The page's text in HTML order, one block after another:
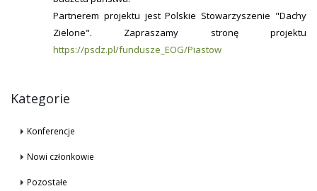
Partnerem projektu jest Polskie Stowarzyszenie "Dachy
Zielone". Zapraszamy stronę projektu
https://psdz.pl/fundusze_EOG/Piastow
Kategorie
Konferencje
Nowi członkowie
Pozostałe